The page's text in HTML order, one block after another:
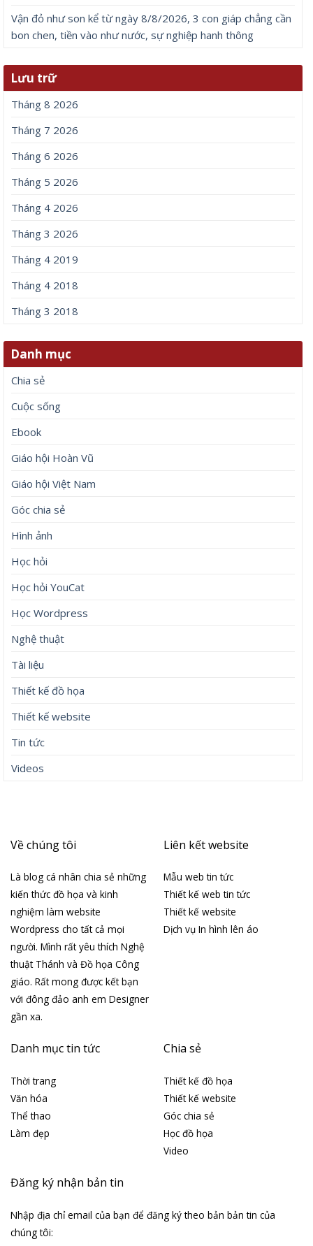
Vận đỏ như son kể từ ngày 8/8/2026, 3 con giáp chẳng cần
bon chen, tiền vào như nước, sự nghiệp hanh thông
Lưu trữ
Tháng 8 2026
Tháng 7 2026
Tháng 6 2026
Tháng 5 2026
Tháng 4 2026
Tháng 3 2026
Tháng 4 2019
Tháng 4 2018
Tháng 3 2018
Danh mục
Chia sẻ
Cuộc sống
Ebook
Giáo hội Hoàn Vũ
Giáo hội Việt Nam
Góc chia sẻ
Hình ảnh
Học hỏi
Học hỏi YouCat
Học Wordpress
Nghệ thuật
Tài liệu
Thiết kế đồ họa
Thiết kế website
Tin tức
Videos
Về chúng tôi
Là blog cá nhân chia sẻ những
kiến thức đồ họa và kinh
nghiệm làm website
Wordpress cho tất cả mọi
người. Mình rất yêu thích Nghệ
thuật Thánh và Đồ họa Công
giáo. Rất mong được kết bạn
với đông đảo anh em Designer
gần xa.
Liên kết website
Mẫu web tin tức
Thiết kế web tin tức
Thiết kế website
Dịch vụ In hình lên áo
Danh mục tin tức
Thời trang
Văn hóa
Thể thao
Làm đẹp
Chia sẻ
Thiết kế đồ họa
Thiết kế website
Góc chia sẻ
Học đồ họa
Video
Đăng ký nhận bản tin
Nhập địa chỉ email của bạn để đăng ký theo bản bản tin của
chúng tôi: